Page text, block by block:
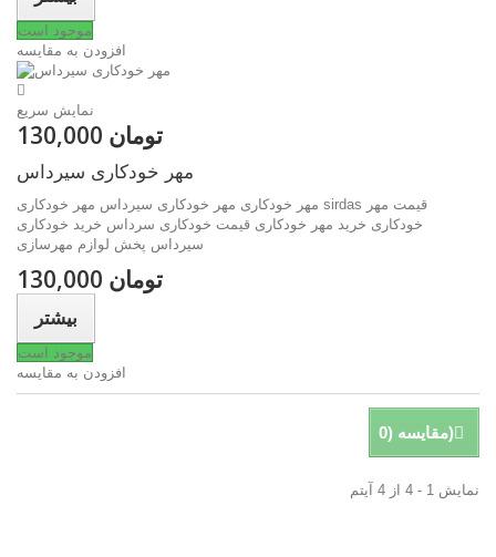
موجود است
افزودن به مقایسه
نمایش سریع
130,000 تومان
مهر خودکاری سیرداس
مهر خودکاری مهر خودکاری سیرداس مهر خودکاری sirdas قیمت مهر
خودکاری خرید مهر خودکاری قیمت خودکاری سرداس خرید خودکاری
سیرداس پخش لوازم مهرسازی
130,000 تومان
بیشتر
موجود است
افزودن به مقایسه
مقایسه (0 )
نمایش 1 - 4 از 4 آیتم